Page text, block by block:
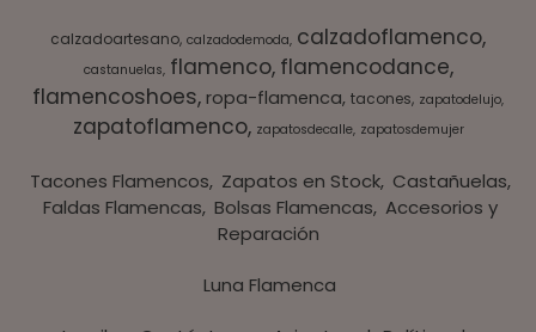
calzadoartesano calzadodemoda calzadoflamenco
castanuelas flamenco flamencodance
flamencoshoes ropa-flamenca tacones zapatodelujo
zapatoflamenco zapatosdecalle zapatosdemujer
Tacones Flamencos Zapatos en Stock Castañuelas
Faldas Flamencas Bolsas Flamencas Accesorios y
Reparación
Luna Flamenca